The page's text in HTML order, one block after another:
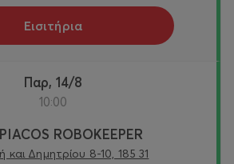
Εισιτήρια
Παρ, 14/8
10:00
ROBOKEEPER
και Δημητρίου 8-10, 185 31